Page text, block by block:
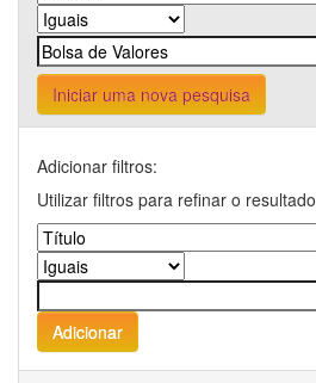
Iniciar uma nova pesquisa
Adicionar filtros:
Utilizar filtros para refinar o